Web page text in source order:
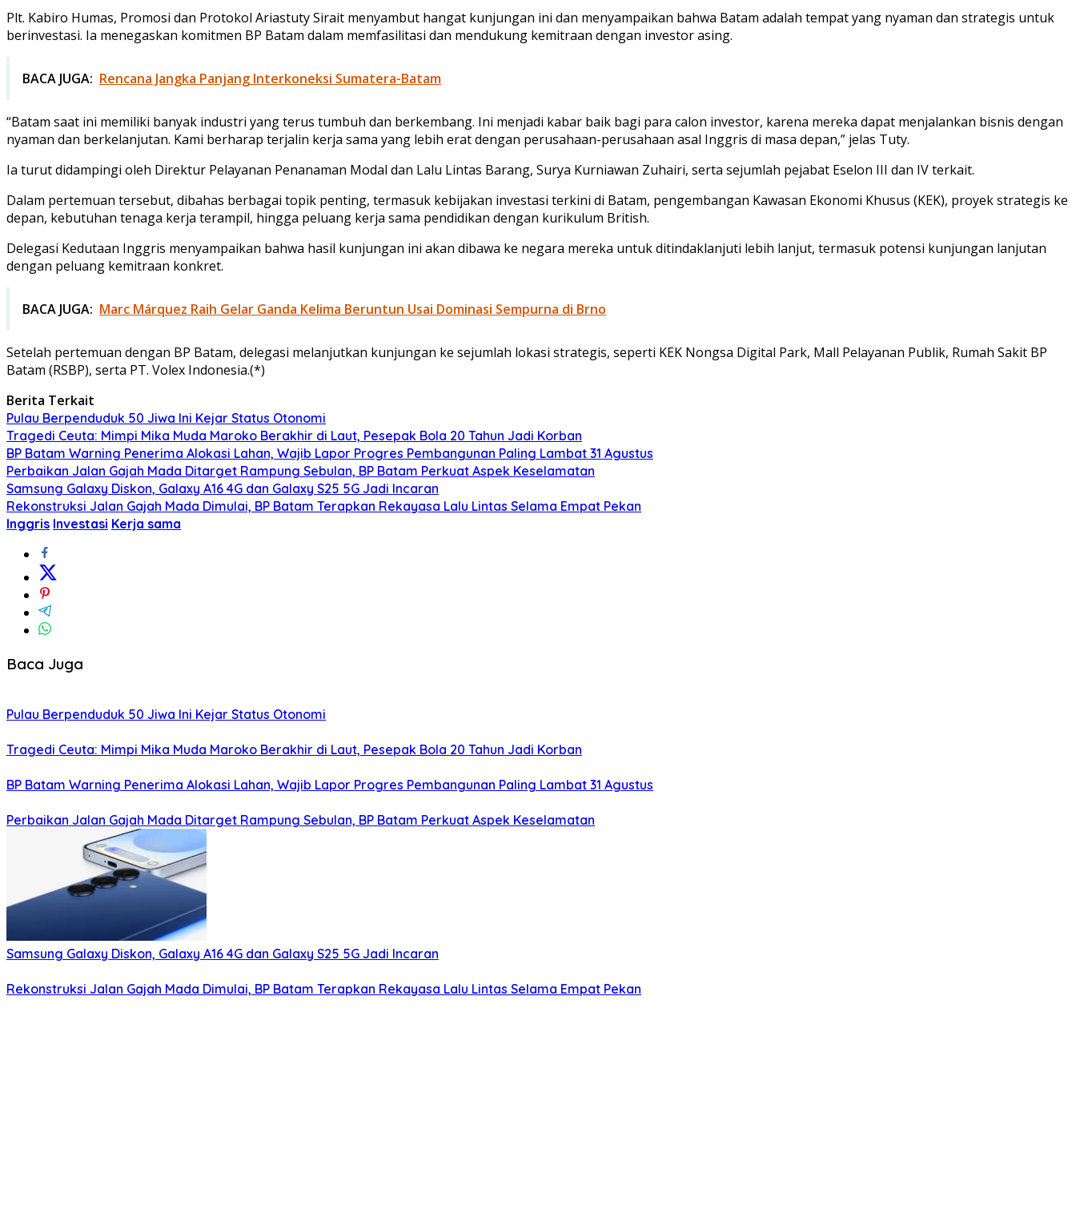
Plt. Kabiro Humas, Promosi dan Protokol Ariastuty Sirait menyambut hangat kunjungan ini dan menyampaikan bahwa Batam adalah tempat yang nyaman dan strategis untuk
berinvestasi. Ia menegaskan komitmen BP Batam dalam memfasilitasi dan mendukung kemitraan dengan investor asing.
BACA JUGA: Rencana Jangka Panjang Interkoneksi Sumatera-Batam
“Batam saat ini memiliki banyak industri yang terus tumbuh dan berkembang. Ini menjadi kabar baik bagi para calon investor, karena mereka dapat menjalankan bisnis dengan
nyaman dan berkelanjutan. Kami berharap terjalin kerja sama yang lebih erat dengan perusahaan-perusahaan asal Inggris di masa depan,” jelas Tuty.
Ia turut didampingi oleh Direktur Pelayanan Penanaman Modal dan Lalu Lintas Barang, Surya Kurniawan Zuhairi, serta sejumlah pejabat Eselon III dan IV terkait.
Dalam pertemuan tersebut, dibahas berbagai topik penting, termasuk kebijakan investasi terkini di Batam, pengembangan Kawasan Ekonomi Khusus (KEK), proyek strategis ke
depan, kebutuhan tenaga kerja terampil, hingga peluang kerja sama pendidikan dengan kurikulum British.
Delegasi Kedutaan Inggris menyampaikan bahwa hasil kunjungan ini akan dibawa ke negara mereka untuk ditindaklanjuti lebih lanjut, termasuk potensi kunjungan lanjutan
dengan peluang kemitraan konkret.
BACA JUGA: Marc Márquez Raih Gelar Ganda Kelima Beruntun Usai Dominasi Sempurna di Brno
Setelah pertemuan dengan BP Batam, delegasi melanjutkan kunjungan ke sejumlah lokasi strategis, seperti KEK Nongsa Digital Park, Mall Pelayanan Publik, Rumah Sakit BP
Batam (RSBP), serta PT. Volex Indonesia.(*)
Berita Terkait
Pulau Berpenduduk 50 Jiwa Ini Kejar Status Otonomi
Tragedi Ceuta: Mimpi Mika Muda Maroko Berakhir di Laut, Pesepak Bola 20 Tahun Jadi Korban
BP Batam Warning Penerima Alokasi Lahan, Wajib Lapor Progres Pembangunan Paling Lambat 31 Agustus
Perbaikan Jalan Gajah Mada Ditarget Rampung Sebulan, BP Batam Perkuat Aspek Keselamatan
Samsung Galaxy Diskon, Galaxy A16 4G dan Galaxy S25 5G Jadi Incaran
Rekonstruksi Jalan Gajah Mada Dimulai, BP Batam Terapkan Rekayasa Lalu Lintas Selama Empat Pekan
Inggris Investasi Kerja sama
Baca Juga
Pulau Berpenduduk 50 Jiwa Ini Kejar Status Otonomi
Tragedi Ceuta: Mimpi Mika Muda Maroko Berakhir di Laut, Pesepak Bola 20 Tahun Jadi Korban
BP Batam Warning Penerima Alokasi Lahan, Wajib Lapor Progres Pembangunan Paling Lambat 31 Agustus
Perbaikan Jalan Gajah Mada Ditarget Rampung Sebulan, BP Batam Perkuat Aspek Keselamatan
Samsung Galaxy Diskon, Galaxy A16 4G dan Galaxy S25 5G Jadi Incaran
Rekonstruksi Jalan Gajah Mada Dimulai, BP Batam Terapkan Rekayasa Lalu Lintas Selama Empat Pekan